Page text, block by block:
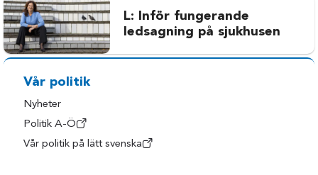
L: Inför fungerande
ledsagning på sjukhusen
Vår politik
Nyheter
Politik A-Ö
Vår politik på lätt svenska